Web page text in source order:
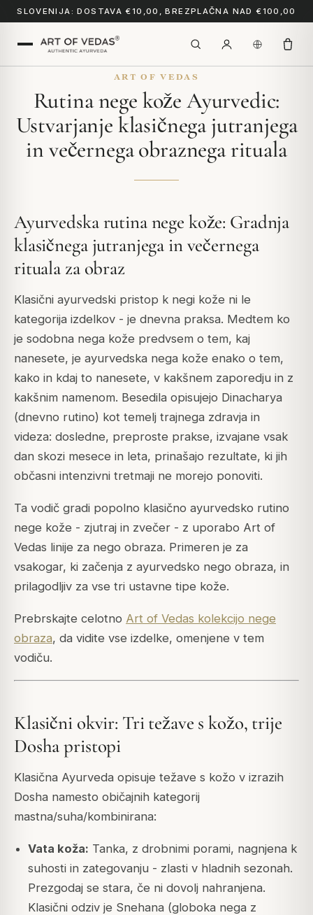
SLOVENIJA: DOSTAVA €10,00, BREZPLAČNA NAD €100,00
ART OF VEDAS
Rutina nege kože Ayurvedic:
Ustvarjanje klasičnega jutranjega
in večernega obraznega rituala
Ayurvedska rutina nege kože: Gradnja
klasičnega jutranjega in večernega
rituala za obraz
Klasični ayurvedski pristop k negi kože ni le
kategorija izdelkov - je dnevna praksa. Medtem ko
je sodobna nega kože predvsem o tem, kaj
nanesete, je ayurvedska nega kože enako o tem,
kako in kdaj to nanesete, v kakšnem zaporedju in z
kakšnim namenom. Besedila opisujejo Dinacharya
(dnevno rutino) kot temelj trajnega zdravja in
videza: dosledne, preproste prakse, izvajane vsak
dan skozi mesece in leta, prinašajo rezultate, ki jih
občasni intenzivni tretmaji ne morejo ponoviti.
Ta vodič gradi popolno klasično ayurvedsko rutino
nege kože - zjutraj in zvečer - z uporabo Art of
Vedas linije za nego obraza. Primeren je za
vsakogar, ki začenja z ayurvedsko nego obraza, in
prilagodljiv za vse tri ustavne tipe kože.
Prebrskajte celotno Art of Vedas kolekcijo nege
obraza, da vidite vse izdelke, omenjene v tem
vodiču.
Klasični okvir: Tri težave s kožo, trije
Dosha pristopi
Klasična Ayurveda opisuje težave s kožo v izrazih
Dosha namesto običajnih kategorij
mastna/suha/kombinirana:
Vata koža: Tanka, z drobnimi porami, nagnjena k
suhosti in zategovanju - zlasti v hladnih sezonah.
Prezgodaj se stara, če ni dovolj nahranjena.
Klasični odziv je Snehana (globoka nega z